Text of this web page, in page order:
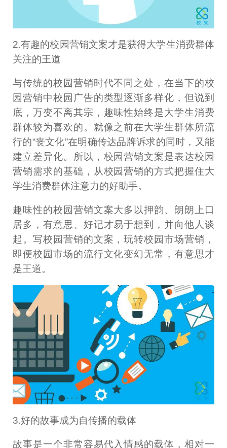
2.有趣的校园营销文案才是获得大学生消费群体
关注的王道
与传统的校园营销时代不同之处，在当下的校
园营销中校园广告的类型逐渐多样化，但说到
底，万变不离其宗，趣味性始终是大学生消费
群体较为喜欢的。就像之前在大学生群体所流
行的“丧文化”在明确传达品牌诉求的同时，又能
建立差异化。所以，校园营销文案是表达校园
营销需求的基础，从校园营销的方式把握住大
学生消费群体注意力的好助手。
趣味性的校园营销文案大多以押韵、朗朗上口
居多，有意思、好记才易于想到，并向他人谈
起。写校园营销的文案，玩转校园市场营销，
即便校园市场的流行文化变幻无常，有意思才
是王道。
3.好的故事成为自传播的载体
故事是一个非常容易代入情感的载体，相对一